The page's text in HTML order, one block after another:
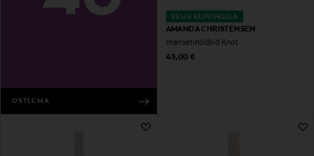
OSTLEMA
EELIS KUPONGIGA
AMANDA CHRISTENSEN
mansetinööbid Knot
Original Price
43,00 €